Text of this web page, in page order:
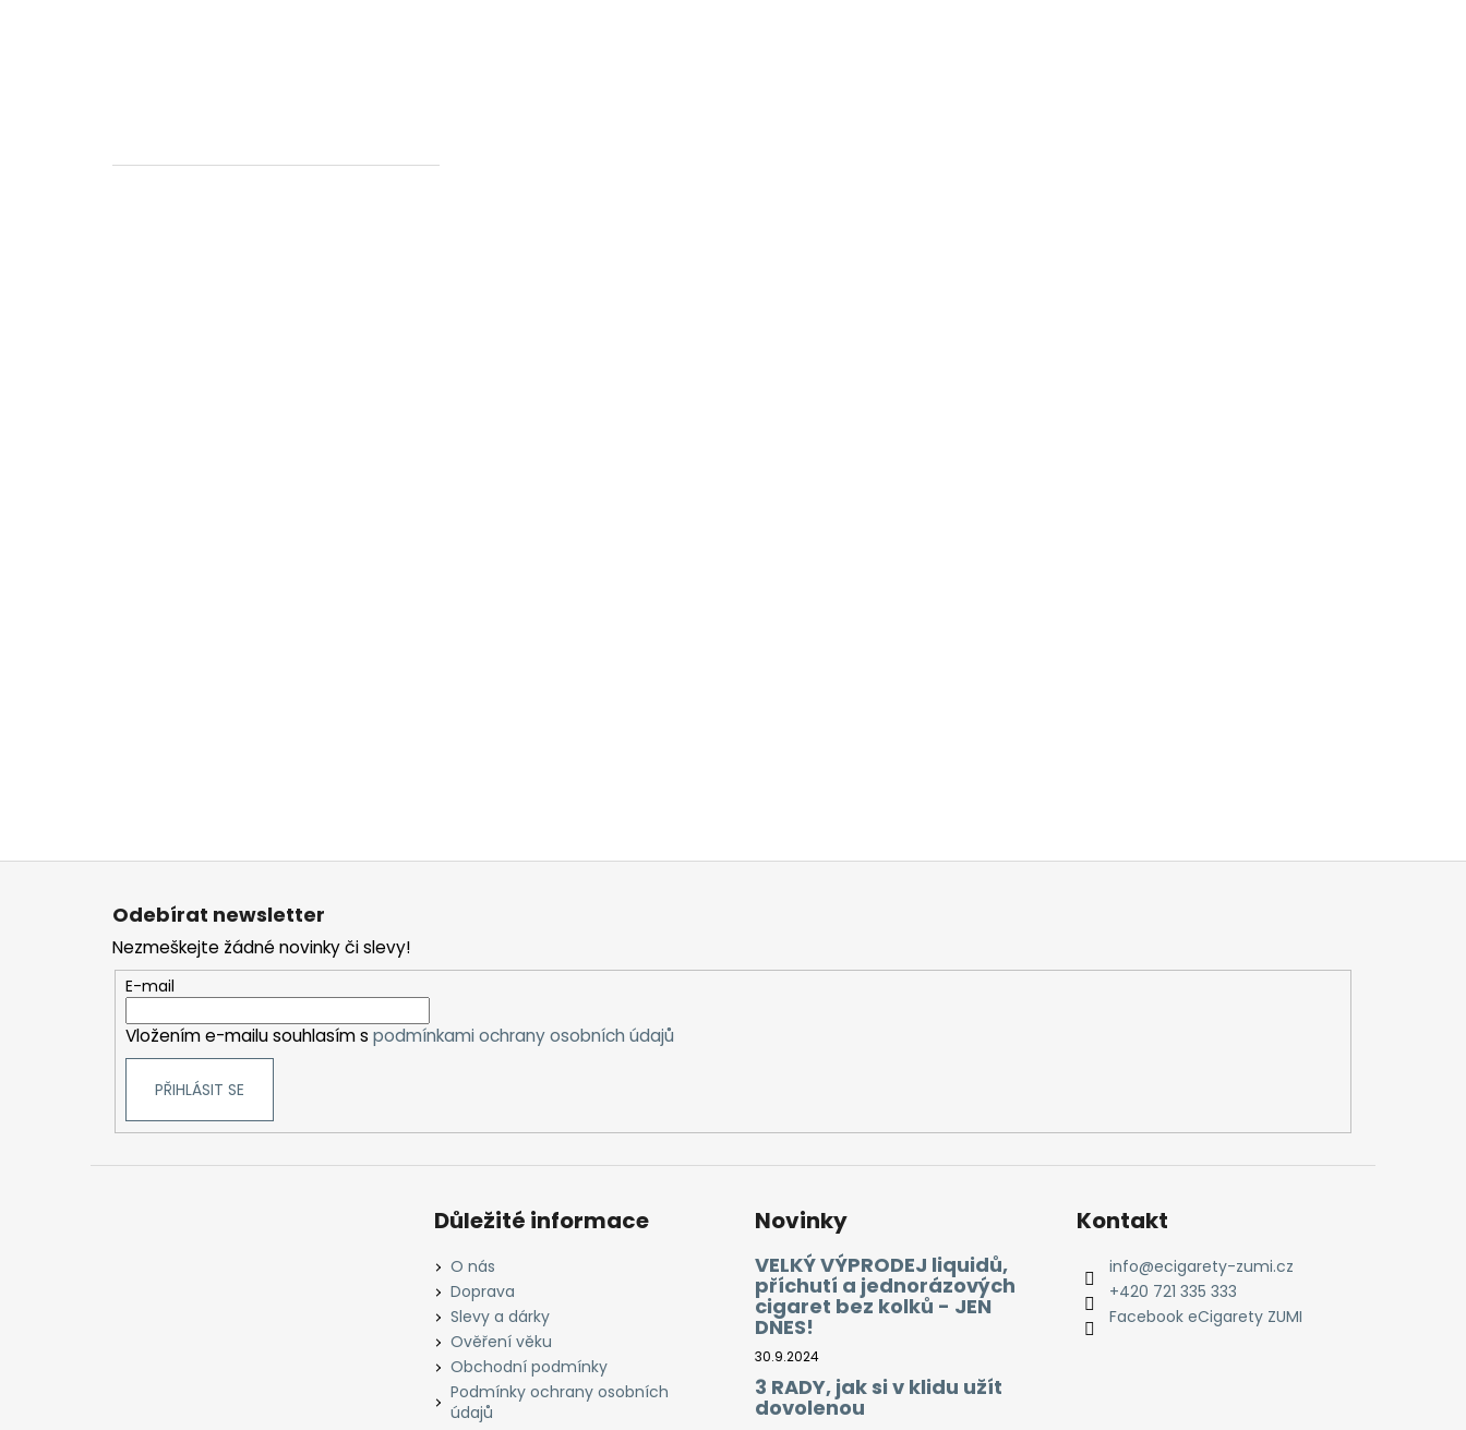
Odebírat newsletter
Nezmeškejte žádné novinky či slevy!
E-mail
Vložením e-mailu souhlasím s podmínkami ochrany osobních údajů
PŘIHLÁSIT SE
Důležité informace
O nás
Doprava
Slevy a dárky
Ověření věku
Obchodní podmínky
Podmínky ochrany osobních
údajů
Novinky
VELKÝ VÝPRODEJ liquidů,
příchutí a jednorázových
cigaret bez kolků - JEN
DNES!
30.9.2024
3 RADY, jak si v klidu užít
dovolenou
Kontakt
info@ecigarety-zumi.cz
+420 721 335 333
Facebook eCigarety ZUMI